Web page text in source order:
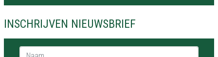
INSCHRIJVEN NIEUWSBRIEF
Naam *